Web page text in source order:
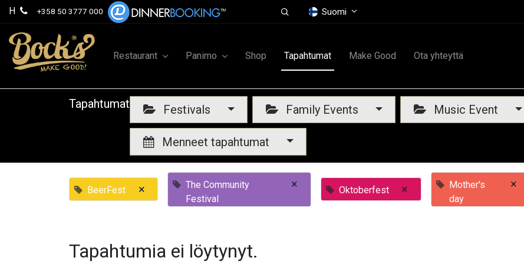
H +358 50 3777 000 Suomi
Restaurant Panimo Shop Tapahtumat Make Good Ota yhteyttä
Tapahtumat Festivals Family Events Music Event
Menneet tapahtumat
BeerFest ×
The Community
Festival
× Oktoberfest ×
Mother's
day
×
Tapahtumia ei löytynyt.